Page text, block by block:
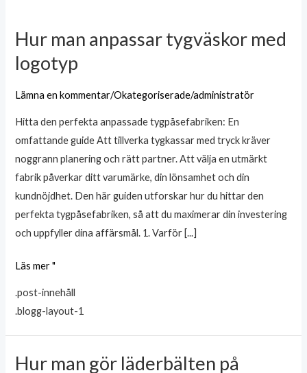
Hur man anpassar tygväskor med
logotyp
Lämna en kommentar/Okategoriserade/administratör
Hitta den perfekta anpassade tygpåsefabriken: En
omfattande guide Att tillverka tygkassar med tryck kräver
noggrann planering och rätt partner. Att välja en utmärkt
fabrik påverkar ditt varumärke, din lönsamhet och din
kundnöjdhet. Den här guiden utforskar hur du hittar den
perfekta tygpåsefabriken, så att du maximerar din investering
och uppfyller dina affärsmål. 1. Varför [...]
Hur
man
anpassar
tygväskor
logotyp
Läs mer "
.post-innehåll
.blogg-layout-1
Hur man gör läderbälten på
Hur